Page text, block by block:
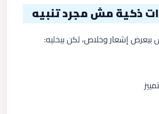
إشعار وخلاص، لكن بيخليه: